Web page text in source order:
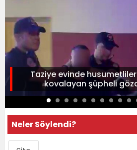
Taziye evinde
kovalayan şüpheli
Neler Söylendi?